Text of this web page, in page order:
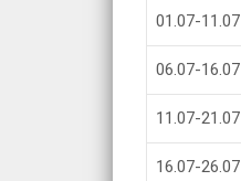
01.07-11.07
06.07-16.07
11.07-21.07
16.07-26.07